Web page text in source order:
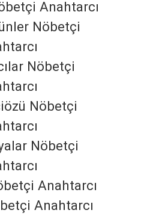
Anahtarcı
Nöbetçi
Nöbetçi
Nöbetçi
Nöbetçi
Anahtarcı
Anahtarcı